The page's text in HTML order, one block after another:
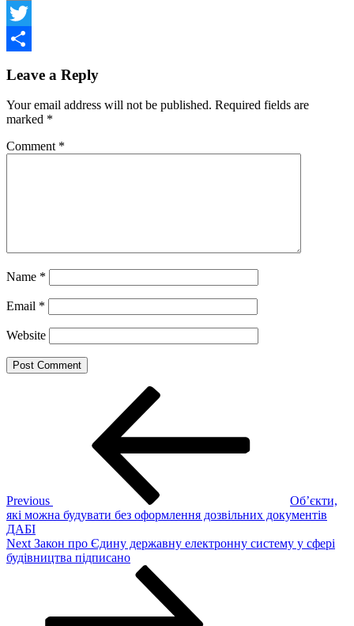
Email
Twitter
Leave a Reply
Your email address will not be published. Required fields are
marked *
Comment *
Name *
Email *
Website
Previous
Об’єкти,
які можна будувати без оформлення дозвільних документів
ДАБІ
Next
Post
Next Закон про Єдину державну електронну систему у сфері
будівництва підписано